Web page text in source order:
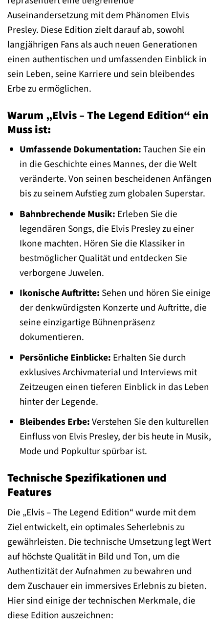
Auseinandersetzung mit dem Phänomen Elvis
Presley. Diese Edition zielt darauf ab, sowohl
langjährigen Fans als auch neuen Generationen
einen authentischen und umfassenden Einblick in
sein Leben, seine Karriere und sein bleibendes
Erbe zu ermöglichen.
Warum „Elvis – The Legend Edition“ ein
Muss ist:
Umfassende Dokumentation:Tauchen Sie ein
in die Geschichte eines Mannes, der die Welt
veränderte. Von seinen bescheidenen Anfängen
bis zu seinem Aufstieg zum globalen Superstar.
Bahnbrechende Musik: Erleben Sie die
legendären Songs, die Elvis Presley zu einer
Ikone machten. Hören Sie die Klassiker in
bestmöglicher Qualität und entdecken Sie
verborgene Juwelen.
Ikonische Auftritte: Sehen und hören Sie einige
der denkwürdigsten Konzerte und Auftritte, die
seine einzigartige Bühnenpräsenz
dokumentieren.
Persönliche Einblicke: Erhalten Sie durch
exklusives Archivmaterial und Interviews mit
Zeitzeugen einen tieferen Einblick in das Leben
hinter der Legende.
Bleibendes Erbe:Verstehen Sie den kulturellen
Einfluss von Elvis Presley, der bis heute in Musik,
Mode und Popkultur spürbar ist.
Technische Spezifikationen und
Features
Die „Elvis – The Legend Edition“ wurde mit dem
Ziel entwickelt, ein optimales Seherlebnis zu
gewährleisten. Die technische Umsetzung legt Wert
auf höchste Qualität in Bild und Ton, um die
Authentizität der Aufnahmen zu bewahren und
dem Zuschauer ein immersives Erlebnis zu bieten.
Hier sind einige der technischen Merkmale, die
diese Edition auszeichnen: